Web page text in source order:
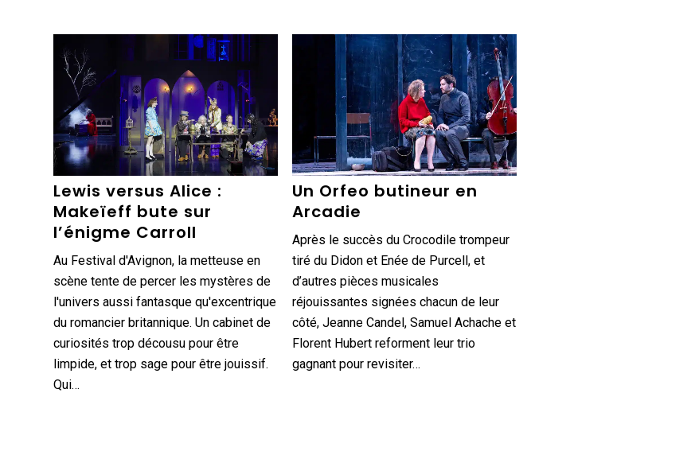
Lewis versus Alice :
Makeïeff bute sur
l’énigme Carroll
Au Festival d'Avignon, la metteuse en
scène tente de percer les mystères de
l'univers aussi fantasque qu'excentrique
du romancier britannique. Un cabinet de
curiosités trop décousu pour être
limpide, et trop sage pour être jouissif.
Qui…
Un Orfeo butineur en
Arcadie
Après le succès du Crocodile trompeur
tiré du Didon et Enée de Purcell, et
d’autres pièces musicales
réjouissantes signées chacun de leur
côté, Jeanne Candel, Samuel Achache et
Florent Hubert reforment leur trio
gagnant pour revisiter…